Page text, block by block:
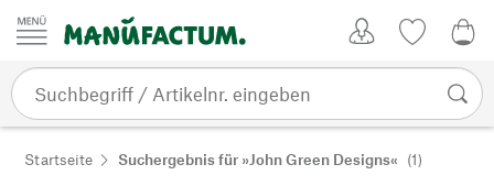
Zum Inhalt springen
Startseite Suchergebnis für »John Green Designs« (1)